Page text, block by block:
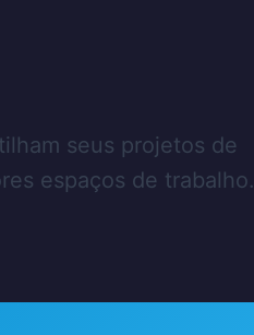
seus projetos de
espaços de trabalho.